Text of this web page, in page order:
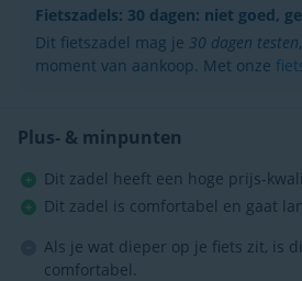
Fietszadels: 30 dagen: niet goed,
Dit fietszadel mag je 30 dagen testen, vanaf het
moment van aankoop. Met onze
Retourneer je product en ontvang je
door jou is gebruikt en getest.
Plus- & minpunten
Dit zadel heeft een hoge prijs-
Dit zadel is comfortabel en gaat
Als je wat dieper op je fiets zit, is
comfortabel.